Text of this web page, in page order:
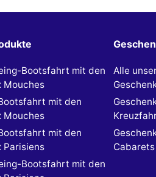
Bootsfahrt mit den
Mouches
mit den
Mouches
mit den
Parisiens
Bootsfahrt mit den
Alle
Cabarets